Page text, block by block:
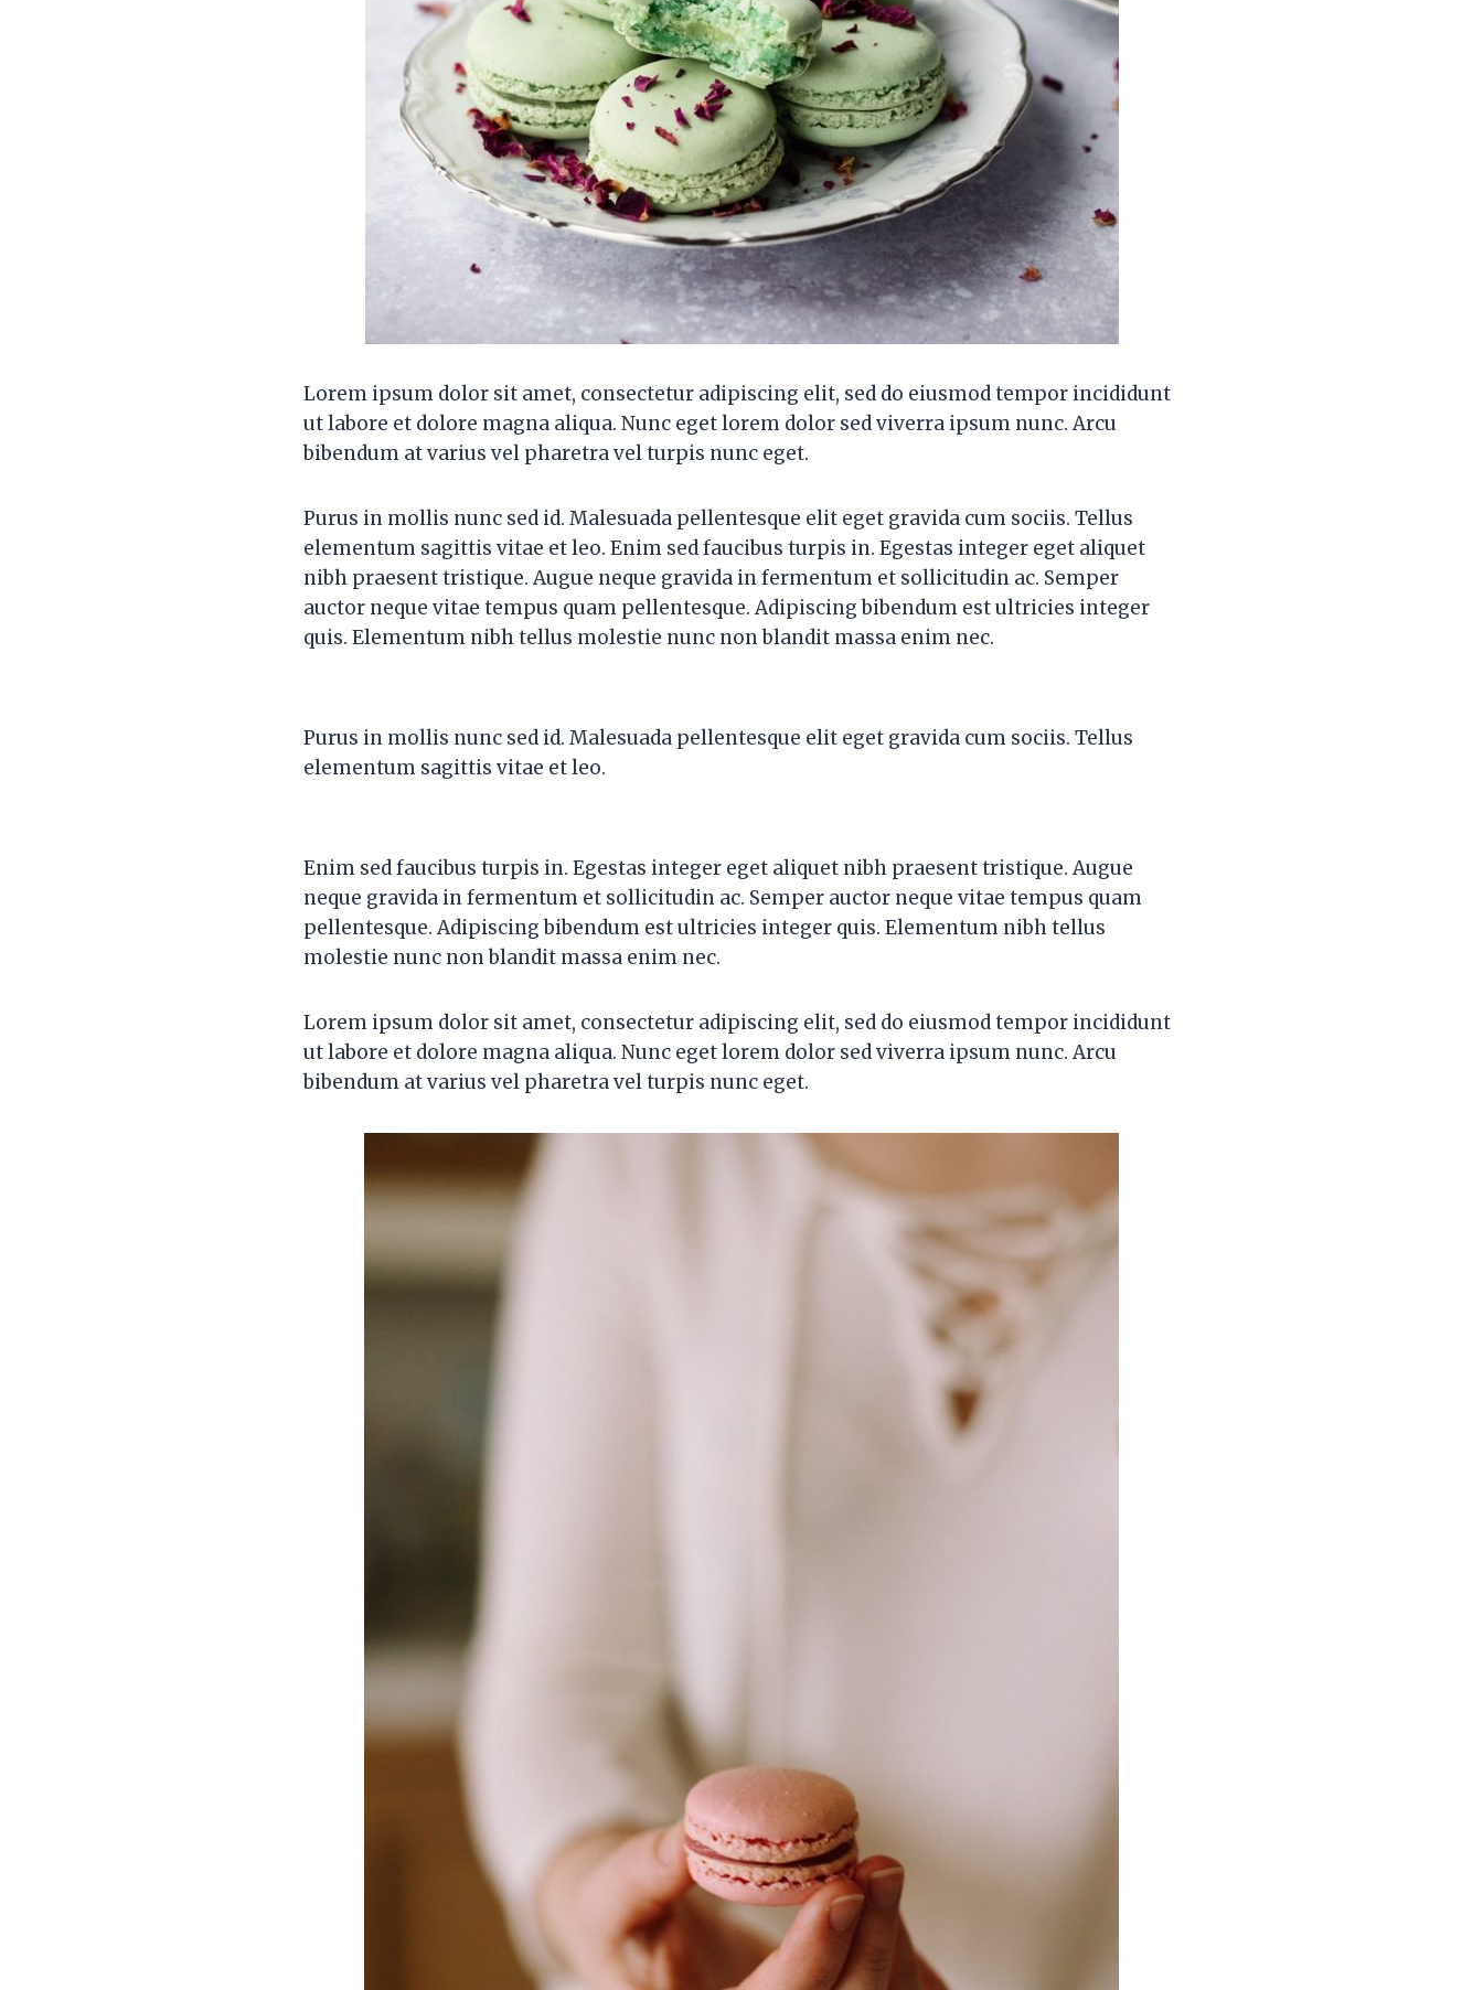
Lorem ipsum dolor sit amet, consectetur adipiscing elit, sed do eiusmod tempor incididunt
ut labore et dolore magna aliqua. Nunc eget lorem dolor sed viverra ipsum nunc. Arcu
bibendum at varius vel pharetra vel turpis nunc eget.
Purus in mollis nunc sed id. Malesuada pellentesque elit eget gravida cum sociis. Tellus
elementum sagittis vitae et leo. Enim sed faucibus turpis in. Egestas integer eget aliquet
nibh praesent tristique. Augue neque gravida in fermentum et sollicitudin ac. Semper
auctor neque vitae tempus quam pellentesque. Adipiscing bibendum est ultricies integer
quis. Elementum nibh tellus molestie nunc non blandit massa enim nec.
Purus in mollis nunc sed id. Malesuada pellentesque elit eget gravida cum sociis. Tellus
elementum sagittis vitae et leo.
Enim sed faucibus turpis in. Egestas integer eget aliquet nibh praesent tristique. Augue
neque gravida in fermentum et sollicitudin ac. Semper auctor neque vitae tempus quam
pellentesque. Adipiscing bibendum est ultricies integer quis. Elementum nibh tellus
molestie nunc non blandit massa enim nec.
Lorem ipsum dolor sit amet, consectetur adipiscing elit, sed do eiusmod tempor incididunt
ut labore et dolore magna aliqua. Nunc eget lorem dolor sed viverra ipsum nunc. Arcu
bibendum at varius vel pharetra vel turpis nunc eget.